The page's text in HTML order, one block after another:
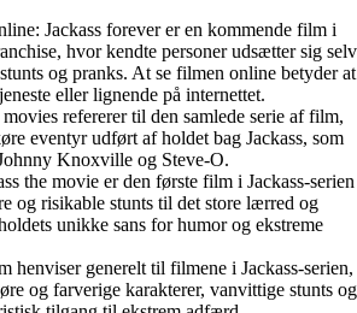
Jackass forever er en kommende film i
hvor kendte personer udsætter sig selv
og pranks. At se filmen online betyder at
eller lignende på internettet.
movies refererer til den samlede serie af film,
eventyr udført af holdet bag Jackass, som
Knoxville og Steve-O.
the movie er den første film i Jackass-serien
og risikable stunts til det store lærred og
unikke sans for humor og ekstreme
henviser generelt til filmene i Jackass-serien,
og farverige karakterer, vanvittige stunts og